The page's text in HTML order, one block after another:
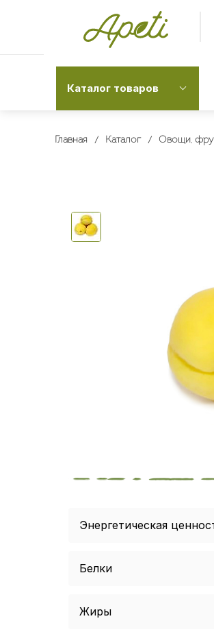
Каталог товаров
Главная Каталог Овощи,
Энергетическая
Белки
Жиры